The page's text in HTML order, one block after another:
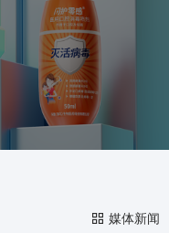
媒体新闻